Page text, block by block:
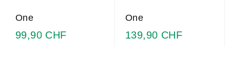
One
99,90 CHF
One
139,90 CHF